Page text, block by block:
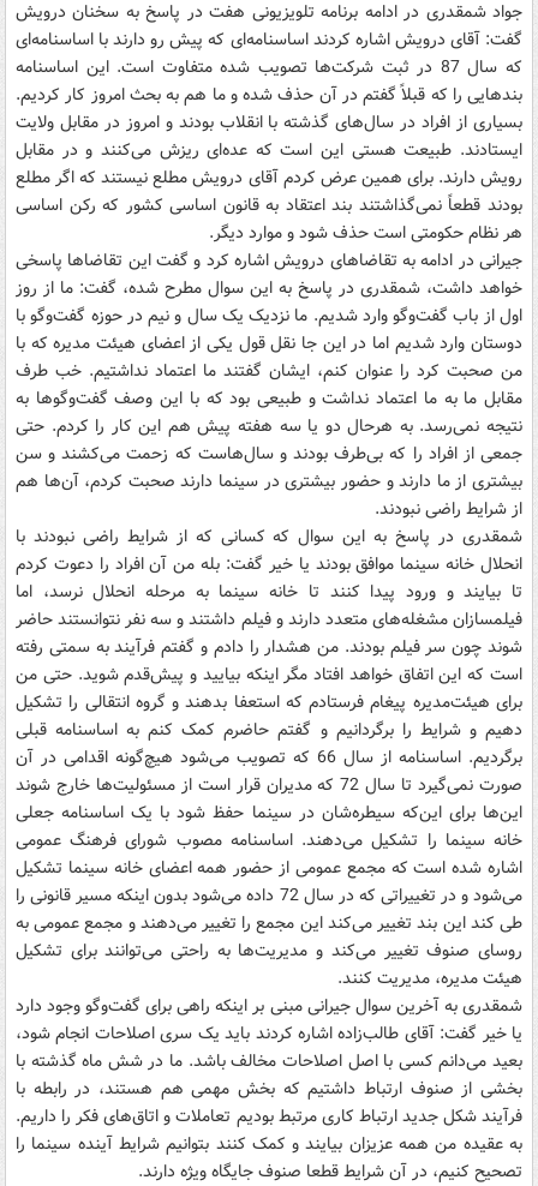
جواد شمقدری در ادامه برنامه تلویزیونی هفت در پاسخ به سخنان درویش
گفت: آقای درویش اشاره کردند اساسنامه‌ای که پیش رو دارند با اساسنامه‌ای
که سال 87 در ثبت شرکت‌ها تصویب شده متفاوت است. این اساسنامه
بندهایی را که قبلاً گفتم در آن حذف شده و ما هم به بحث امروز کار کردیم.
بسیاری از افراد در سال‌های گذشته با انقلاب بودند و امروز در مقابل ولایت
ایستادند. طبیعت هستی این است که عده‌ای ریزش می‌کنند و در مقابل
رویش دارند. برای همین عرض کردم آقای درویش مطلع نیستند که اگر مطلع
بودند قطعاً نمی‌گذاشتند بند اعتقاد به قانون اساسی کشور که رکن اساسی
هر نظام حکومتی است حذف شود و موارد دیگر.
جیرانی در ادامه به تقاضاهای درویش اشاره کرد و گفت این تقاضاها پاسخی
خواهد داشت، شمقدری در پاسخ به این سوال مطرح شده، گفت: ما از روز
اول از باب گفت‌و‌گو وارد شدیم. ما نزدیک یک سال و نیم در حوزه گفت‌و‌گو با
دوستان وارد شدیم اما در این جا نقل قول یکی از اعضای هیئت مدیره که با
من صحبت کرد را عنوان کنم، ایشان گفتند ما اعتماد نداشتیم. خب طرف
مقابل ما به ما اعتماد نداشت و طبیعی بود که با این وصف گفت‌و‌گوها به
نتیجه نمی‌رسد‌. به هرحال دو یا سه هفته پیش هم این کار را کردم. حتی
جمعی از افراد را که بی‌طرف بودند و سال‌هاست که زحمت می‌کشند و سن
بیشتری از ما دارند و حضور بیشتری در سینما دارند صحبت کردم، آن‌ها هم
از شرایط راضی نبودند.
شمقدری در پاسخ به این سوال که کسانی که از شرایط راضی نبودند با
انحلال خانه سینما موافق بودند یا خیر گفت: بله من آن افراد را دعوت کردم
تا بیایند و ورود پیدا کنند تا خانه سینما به مرحله انحلال نرسد، اما
فیلمسازان مشغله‌های متعدد دارند و فیلم داشتند و سه نفر نتوانستند حاضر
شوند چون سر فیلم بودند. من هشدار را دادم و گفتم فرآیند به سمتی رفته
است که این اتفاق خواهد افتاد مگر اینکه بیایید و پیش‌قدم شوید. حتی من
برای هیئت‌مدیره پیغام فرستادم که استعفا بدهند و گروه انتقالی را تشکیل
دهیم و شرایط را برگردانیم و گفتم حاضرم کمک کنم به اساسنامه قبلی
برگردیم. اساسنامه از سال 66 که تصویب می‌شود هیچ‌گونه اقدامی در آن
صورت نمی‌گیرد تا سال 72 که مدیران قرار است از مسئولیت‌ها خارج شوند
این‌ها برای این‌که سیطره‌شان در سینما حفظ شود با یک اساسنامه جعلی
خانه سینما را تشکیل می‌دهند. اساسنامه مصوب شورای فرهنگ عمومی
اشاره شده است که مجمع عمومی از حضور همه اعضای خانه سینما تشکیل
می‌شود و در تغییراتی که در سال 72 داده می‌شود بدون اینکه مسیر قانونی را
طی کند این بند تغییر می‌کند این مجمع را تغییر می‌دهند و مجمع عمومی به
روسای صنوف تغییر می‌کند و مدیریت‌ها به راحتی می‌توانند برای تشکیل
هیئت مدیره، مدیریت کنند.
شمقدری به آخرین سوال جیرانی مبنی بر اینکه راهی برای گفت‌و‌گو وجود دارد
یا خیر گفت: آقای طالب‌زاده اشاره کردند باید یک سری اصلاحات انجام شود،
بعید می‌دانم کسی با اصل اصلاحات مخالف باشد. ما در شش ماه گذشته با
بخشی از صنوف ارتباط داشتیم که بخش مهمی هم هستند، در رابطه با
فرآیند شکل جدید ارتباط کاری مرتبط بودیم تعاملات و اتاق‌های فکر را داریم.
به عقیده من همه عزیزان بیایند و کمک کنند بتوانیم شرایط آینده سینما را
تصحیح کنیم، در آن شرایط قطعا صنوف جایگاه ویژه دارند.